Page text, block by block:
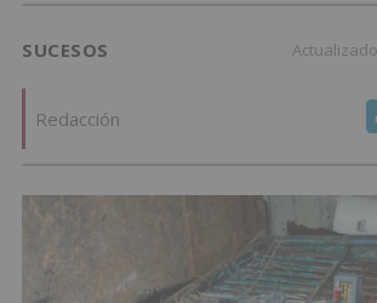
SUCESOS Actualizado
Redacción